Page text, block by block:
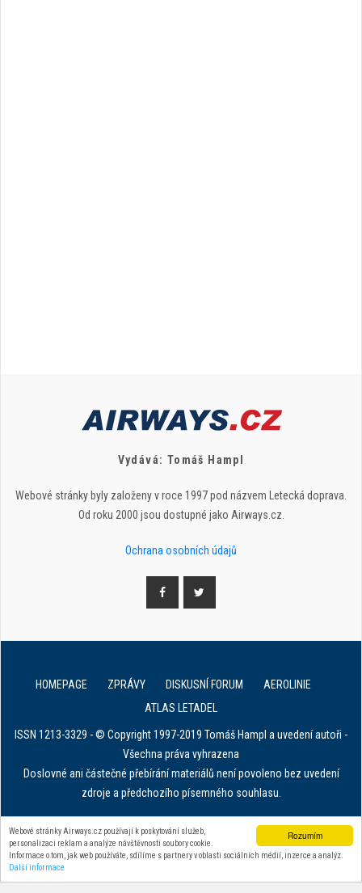
Rozumím
Webové stránky Airways.cz používají k poskytování služeb,
personalizaci reklam a analýze návštěvnosti soubory cookie.
Informace o tom, jak web používáte, sdílíme s partnery v oblasti sociálních médií, inzerce a analýz.
Další informace
Vydává: Tomáš Hampl
Webové stránky byly založeny v roce 1997 pod názvem Letecká doprava.
Od roku 2000 jsou dostupné jako Airways.cz.
Ochrana osobních údajů
HOMEPAGE ZPRÁVY DISKUSNÍ FORUM
AEROLINIE
ATLAS LETADEL
ISSN 1213-3329 - © Copyright 1997-2019 Tomáš Hampl a uvedení autoři -
Všechna práva vyhrazena
Doslovné ani částečné přebírání materiálů není povoleno bez uvedení
zdroje a předchozího písemného souhlasu.
E. in ART for african IVF clinics
Zařízení na stahování dat z tachografu